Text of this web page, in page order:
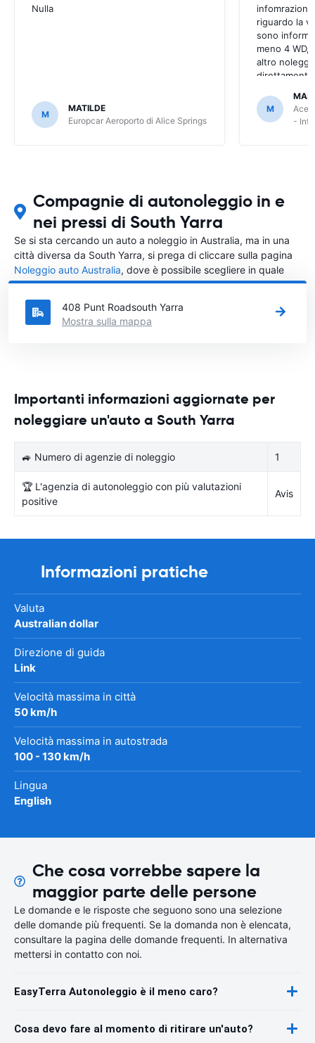
Nulla
M
MATILDE
Europcar Aeroporto di Alice Springs
infomrazioni
riguardo la
sono
meno 4 WD,
altro
direttamente
M
Ace
-
Compagnie di autonoleggio in e
nei pressi di South Yarra
Se si sta cercando un auto a noleggio in Australia, ma in una
città diversa da South Yarra, si prega di cliccare sulla pagina
Noleggio auto Australia, dove è possibile scegliere in quale
città in Australia si vuole noleggiare l'auto.
408 Punt Roadsouth Yarra
Mostra sulla mappa
Importanti informazioni aggiornate per
noleggiare un'auto a South Yarra
🚙 Numero di agenzie di noleggio 1
🏆 L'agenzia di autonoleggio con più valutazioni
positive
Avis
Informazioni pratiche
Valuta
Australian dollar
Direzione di guida
Link
Velocità massima in città
50 km/h
Velocità massima in autostrada
100 - 130 km/h
Lingua
English
Che cosa vorrebbe sapere la
maggior parte delle persone
Le domande e le risposte che seguono sono una selezione
delle domande più frequenti. Se la domanda non è elencata,
consultare la pagina delle domande frequenti. In alternativa
mettersi in contatto con noi.
EasyTerra Autonoleggio è il meno caro?
Cosa devo fare al momento di ritirare un'auto?